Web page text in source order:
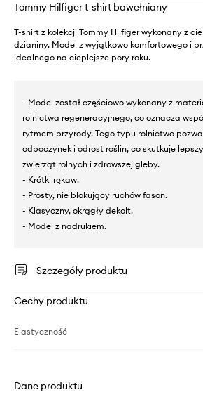
Tommy Hilfiger t-shirt bawełniany
T-shirt z kolekcji Tommy Hilfiger wykonany z
dzianiny. Model z wyjątkowo komfortowego i
idealnego na cieplejsze pory roku.
- Model został częściowo wykonany z
rolnictwa regeneracyjnego, co oznacza
rytmem przyrody. Tego typu rolnictwo
odpoczynek i odrost roślin, co skutkuje
zwierząt rolnych i zdrowszej gleby.
- Krótki rękaw.
- Prosty, nie blokujący ruchów fason.
- Klasyczny, okrągły dekolt.
- Model z nadrukiem.
Szczegóły produktu
Cechy produktu
Elastyczność
Dane produktu